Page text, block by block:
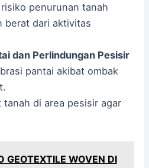
penurunan tanah
berat dari aktivitas
dan Perlindungan Pesisir
pantai akibat ombak
tanah di area pesisir agar
GEOTEXTILE WOVEN DI